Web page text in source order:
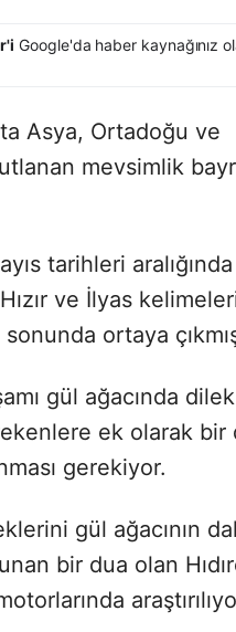
Google'da haber kaynağınız
Asya, Ortadoğu ve
mevsimlik
tarihleri
ve İlyas
ortaya
gül ağacında
ek olarak bir
gerekiyor.
gül ağacının
bir dua olan